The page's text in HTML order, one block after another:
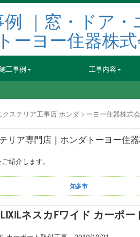
工事例 工事内容
ステリア工事店 ホンダトーヨー住器株式
リア専門店｜ホンダトーヨー住
紹介します。
知多市
ネスカFワイド カーポ